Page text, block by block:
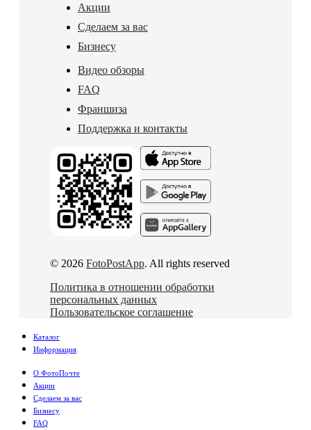
Акции
Сделаем за вас
Бизнесу
Видео обзоры
FAQ
Франшиза
Поддержка и контакты
© 2026 FotoPostApp. All rights reserved
Политика в отношении обработки
персональных данных
Пользовательское соглашение
Каталог
Информация
О ФотоПочте
Акции
Сделаем за вас
Бизнесу
FAQ